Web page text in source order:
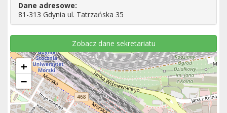
Dane adresowe:
81-313 Gdynia ul. Tatrzańska 35
Zobacz dane sekretariatu
+
−